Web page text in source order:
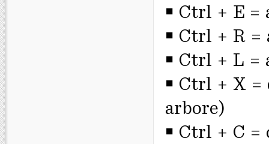
￭ Ctrl + E =
￭ Ctrl + R =
￭ Ctrl + L =
￭ Ctrl + X =
arbore)
￭ Ctrl + C =